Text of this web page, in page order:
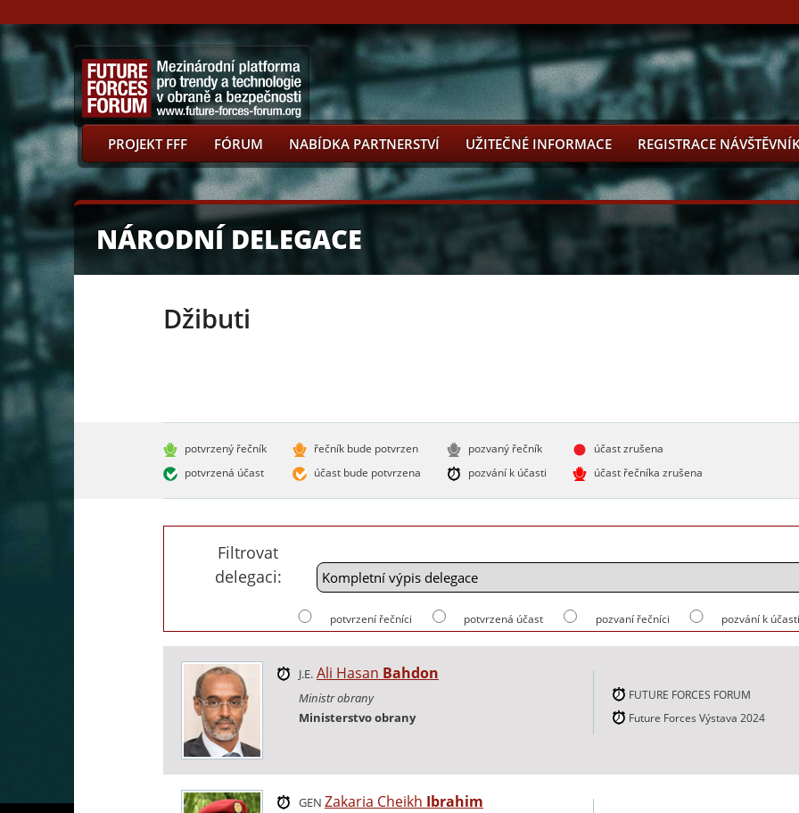
PROJEKT FFF FÓRUM NABÍDKA PARTNERSTVÍ UŽITEČNÉ INFORMACE REGISTRACE
NÁRODNÍ DELEGACE
Džibuti
potvrzený řečník
potvrzená účast
řečník bude potvrzen
účast bude potvrzena
pozvaný řečník
pozvání k účasti
účast zrušena
účast řečníka zrušena
Filtrovat
delegaci:
potvrzení řečníci potvrzená účast pozvaní řečníci pozvání k
J.E. Ali Hasan Bahdon
Ministr obrany
Ministerstvo obrany
FUTURE FORCES FORUM
Future Forces Výstava 2024
GEN Zakaria Cheikh Ibrahim